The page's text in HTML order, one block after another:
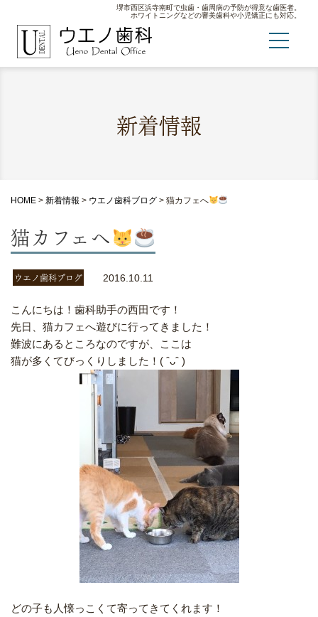
堺市西区浜寺南町で虫歯・歯周病の予防が得意な歯医者。
ホワイトニングなどの審美歯科や小児矯正にも対応。
新着情報
HOME > 新着情報 > ウエノ歯科ブログ > 猫カフェへ
猫カフェへ
ウエノ歯科ブログ 2016.10.11
こんにちは！歯科助手の西田です！
先日、猫カフェへ遊びに行ってきました！
難波にあるところなのですが、ここは
猫が多くてびっくりしました！( ˆᴗˆ )
どの子も人懐っこくて寄ってきてくれます！